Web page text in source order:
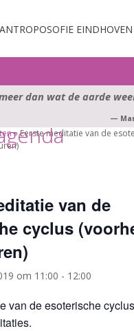
dan wat de aarde
—
»Eerste meditatie van de
van de
cyclus
om 11:00 - 12:00
van de esoterische